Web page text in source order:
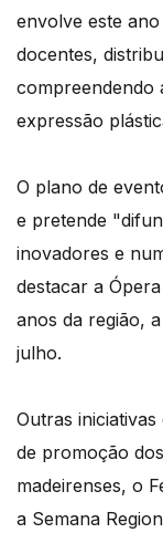
envolve este
docentes,
compreendendo
expressão
O plano de
e pretende
inovadores e
destacar a
anos da região,
julho.
Outras iniciativas
de promoção
madeirenses, o
a Semana